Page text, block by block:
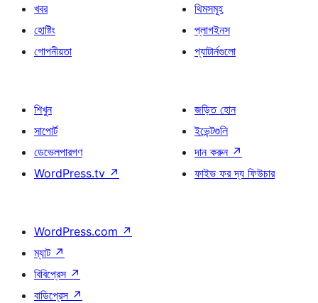
খবর
হোষ্টিং
গোপনীয়তা
থিমসমূহ
প্লাগইনস
প্যাটার্নগুলো
শিখুন
সাপোর্ট
ডেভেলপারগণ
WordPress.tv ↗
জড়িত হোন
ইভেন্টগুলি
দান করুন ↗
ফাইভ ফর দ্য ফিউচার
WordPress.com ↗
ম্যাট ↗
বিবিপ্রেস ↗
বাডিপ্রেস ↗